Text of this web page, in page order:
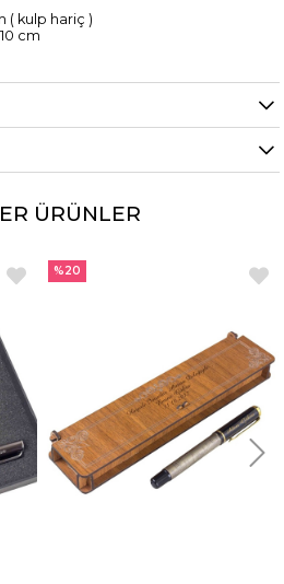
( kulp hariç )
cm
ÜRÜNLER
%20